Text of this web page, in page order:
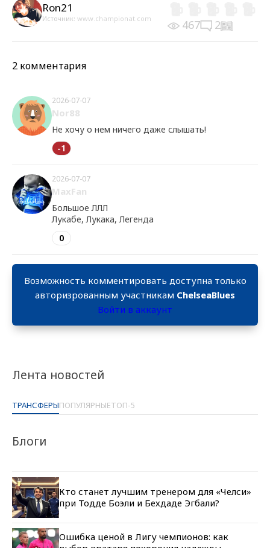
Лента новостей
ТРАНСФЕРЫПОПУЛЯРНЫЕТОП-5
Блоги
Кто станет лучшим тренером для «Челси»
при Тодде Боэли и Бехдаде Эгбали?
Ошибка ценой в Лигу чемпионов: как
Ron21
Источник: www.championat.com 467 2
2 комментария
2026-07-07
Nor88
Не хочу о нем ничего даже слышать!
-1
2026-07-07
MaxFan
Большое ЛЛЛ
Лукабе, Лукака, Легенда
0
Возможность комментировать доступна только
авторизрованным участникам ChelseaBlues
Войти в аккаунт